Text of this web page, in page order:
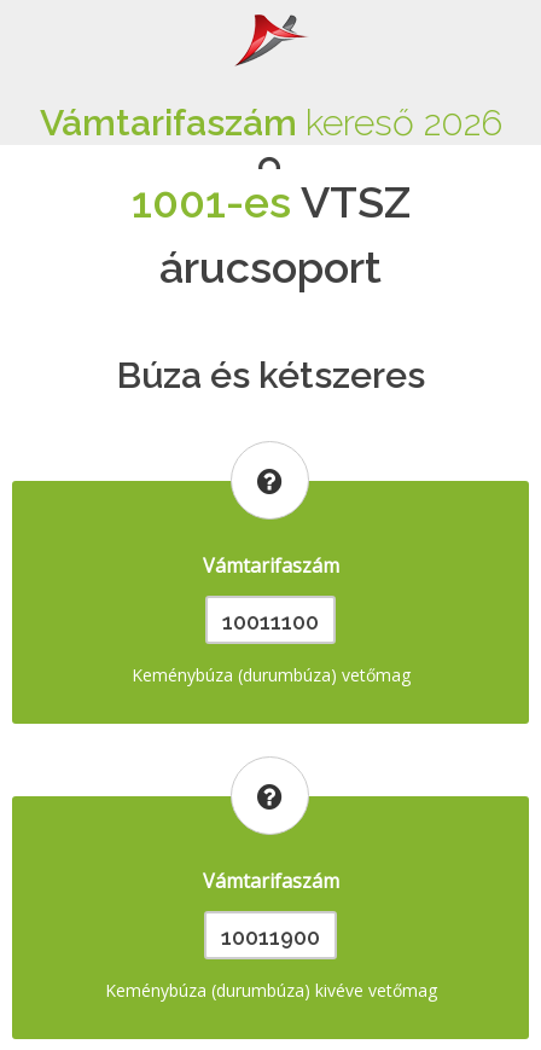
Vámtarifaszám kereső 2026
1001-es VTSZ
árucsoport
Búza és kétszeres
Vámtarifaszám
10011100
Keménybúza (durumbúza) vetőmag
Vámtarifaszám
10011900
Keménybúza (durumbúza) kivéve vetőmag